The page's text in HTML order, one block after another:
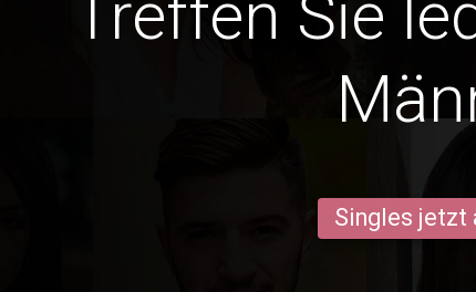
Treffen Sie
Singles jetzt